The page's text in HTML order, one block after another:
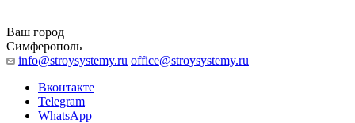
Ваш город
Симферополь
info@stroysystemy.ru office@stroysystemy.ru
Вконтакте
Telegram
WhatsApp